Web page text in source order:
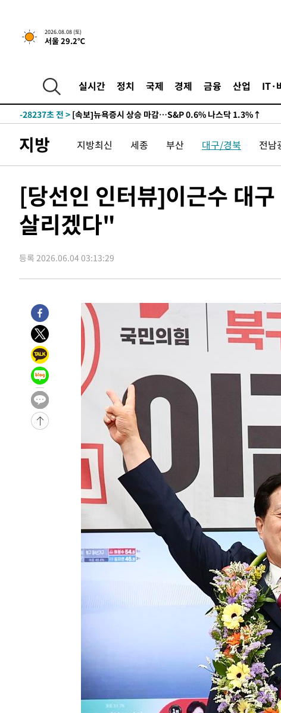
2026.08.08 (토)
서울 29.2℃
실시간 정치 국제 경제 금융 산업 IT·
-28237초 전 > [속보]뉴욕증시 상승 마감…S&P 0.6% 나스닥 1.3%↑
지방 지방최신 세종 부산 대구/경북 전남
[당선인 인터뷰]이근수 대
살리겠다"
등록 2026.06.04 03:13:29